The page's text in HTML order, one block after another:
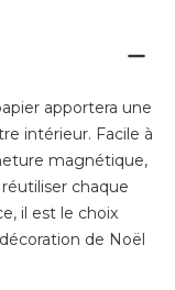
apportera une
intérieur. Facile à
magnétique,
chaque
il est le choix
de Noël